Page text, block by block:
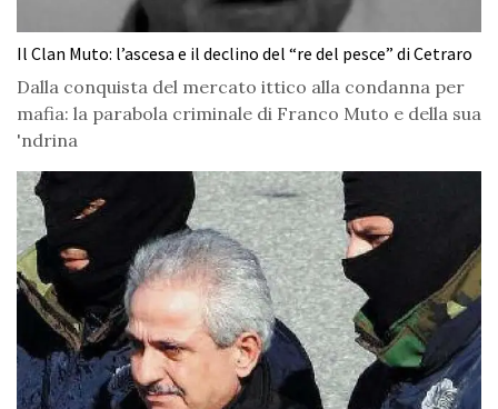
Il Clan Muto: l’ascesa e il declino del “re del pesce” di Cetraro
Dalla conquista del mercato ittico alla condanna per
mafia: la parabola criminale di Franco Muto e della sua
'ndrina